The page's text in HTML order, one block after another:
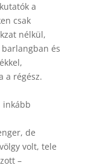
a
csak
nélkül,
és
a régész.
inkább
de
volt, tele
–